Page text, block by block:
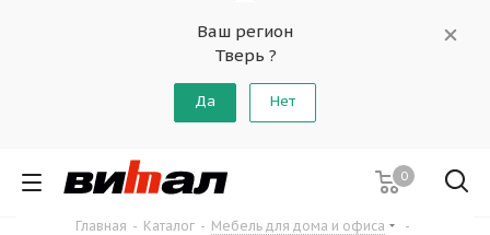
Ваш регион
Тверь ?
Да Нет
0
Главная - Каталог - Мебель для дома и офиса
-